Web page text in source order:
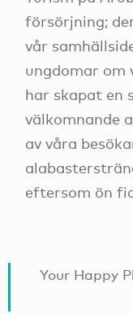
försörjning;
vår
ungdomar om
har skapat en
välkomnande
av våra
eftersom ön
Your Happy